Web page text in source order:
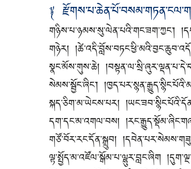
༈
གཉིས་པ་ཉམས་སུ་ལེན་པའི་གང་ཟག་ཀྱང༌།
གཉེར།
སྣང་མོས་གུས་ཆེ།
སེམས་སྦྱོང་ཞིང༌།
སྐད་ཅིག་མ་ཡེངས་པར།
དག་དང་མ་འགལ་བས།
གཙོ་བོར་རང་དོན་སྒྲུབ།
ལྟ་སྤྱོད་མ་འཛོལ་སྒོམ་པ་ལྷུར་བླང་ཞིག